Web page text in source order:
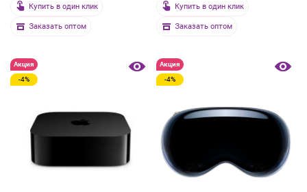
Купить в один клик
Заказать оптом
Купить в один клик
Заказать оптом
Акция
-4%
Акция
-4%